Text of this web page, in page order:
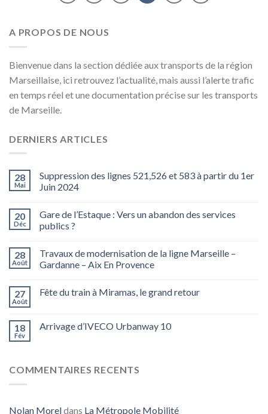
A PROPOS DE NOUS
Bienvenue dans la section dédiée aux transports de la région
Marseillaise, ici retrouvez l’actualité, mais aussi l’alerte trafic
en temps réel et une documentation précise sur les transports
de Marseille.
DERNIERS ARTICLES
28
Mai
Suppression des lignes 521,526 et 583 à partir du 1er
Juin 2024
20
Déc
Gare de l’Estaque : Vers un abandon des services
publics ?
28
Août
Travaux de modernisation de la ligne Marseille –
Gardanne – Aix En Provence
27
Août
Fête du train à Miramas, le grand retour
18
Fév
Arrivage d’IVECO Urbanway 10
COMMENTAIRES RECENTS
Nolan Moreldans La Métropole Mobilité